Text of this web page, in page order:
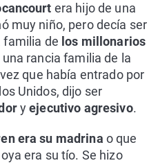
era hijo de una
muy niño, pero decía ser
familia de los millonarios
rancia familia de la
que había entrado por
Unidos, dijo ser
yejecutivo agresivo.
era su madrina o que
era su tío. Se hizo